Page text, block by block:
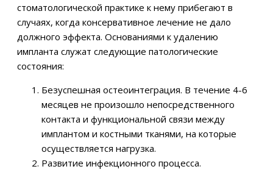
стоматологической практике к нему прибегают в
случаях, когда консервативное лечение не дало
должного эффекта. Основаниями к удалению
импланта служат следующие патологические
состояния:
Безуспешная остеоинтеграция. В течение 4-6
месяцев не произошло непосредственного
контакта и функциональной связи между
имплантом и костными тканями, на которые
осуществляется нагрузка.
Развитие инфекционного процесса.